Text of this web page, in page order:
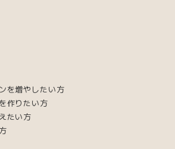
を増やしたい方
作りたい方
たい方